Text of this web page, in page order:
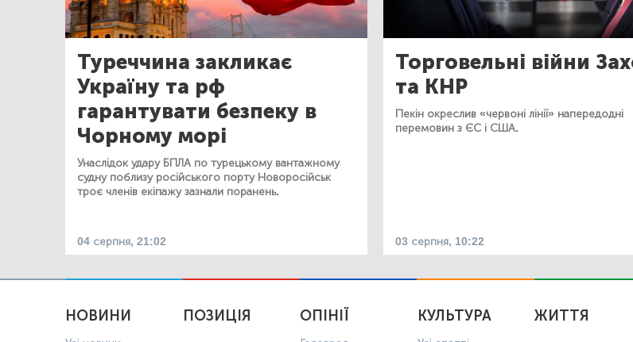
Туреччина закликає
Україну та рф
гарантувати безпеку в
Чорному морі
Унаслідок удару БПЛА по турецькому вантажному
судну поблизу російського порту Новоросійськ
троє членів екіпажу зазнали поранень.
04 серпня, 21:02
Торговельні війни
та КНР
Пекін окреслив «червоні лінії» напередодні
перемовин з ЄС і США.
03 серпня, 10:22
НОВИНИ ПОЗИЦІЯ ОПІНІЇ КУЛЬТУРА ЖИТТЯ